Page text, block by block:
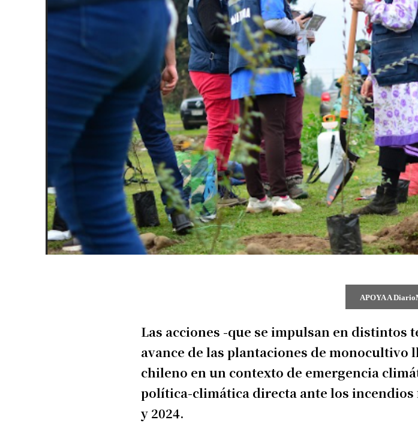
APOYA A
Las acciones -que se impulsan en
avance de las plantaciones de monocultivo
chileno en un contexto de emergencia
política-climática directa ante los incendios
y 2024.